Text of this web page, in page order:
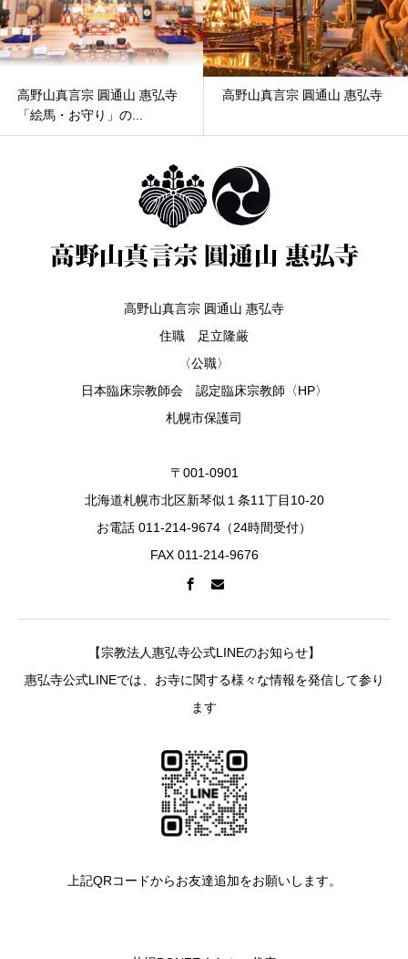
高野山真言宗 圓通山 惠弘寺
「絵馬・お守り」の...
高野山真言宗 圓通山 惠弘寺
高野山真言宗 圓通山 惠弘寺
住職 足立隆厳
〈公職〉
日本臨床宗教師会 認定臨床宗教師〈HP〉
札幌市保護司
〒001-0901
北海道札幌市北区新琴似１条11丁目10-20
お電話 011-214-9674（24時間受付）
FAX 011-214-9676
【宗教法人惠弘寺公式LINEのお知らせ】
惠弘寺公式LINEでは、お寺に関する様々な情報を発信して参り
ます
上記QRコードからお友達追加をお願いします。